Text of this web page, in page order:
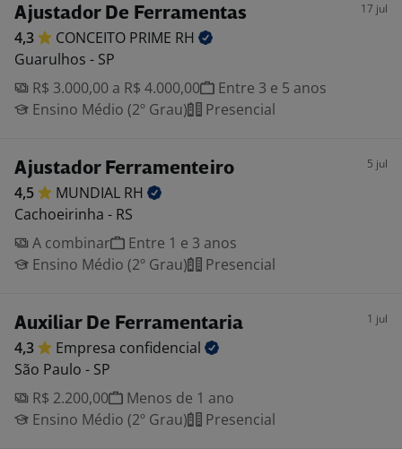
Ajustador De Ferramentas 17 jul
4,3 CONCEITO PRIME RH
Guarulhos - SP
R$ 3.000,00 a R$ 4.000,00
Entre 3 e 5 anos
Ensino Médio (2º Grau)
Presencial
Ajustador Ferramenteiro 5 jul
4,5 MUNDIAL RH
Cachoeirinha - RS
A combinar
Entre 1 e 3 anos
Ensino Médio (2º Grau)
Presencial
Auxiliar De Ferramentaria 1 jul
4,3 Empresa confidencial
São Paulo - SP
R$ 2.200,00
Menos de 1 ano
Ensino Médio (2º Grau)
Presencial